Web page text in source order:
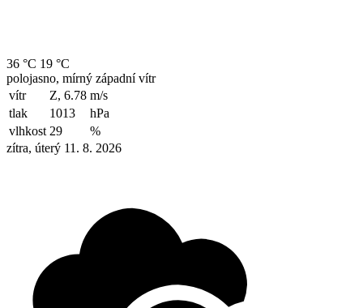
36 °C 19 °C
polojasno, mírný západní vítr
vítr
Z, 6.78 m/s
tlak
1013
hPa
vlhkost 29
%
zítra, úterý 11. 8. 2026